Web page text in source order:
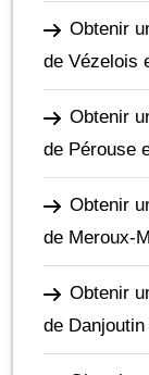
Obtenir
de Vézelois
Obtenir
de Pérouse
Obtenir
de Meroux-
Obtenir
de Danjoutin